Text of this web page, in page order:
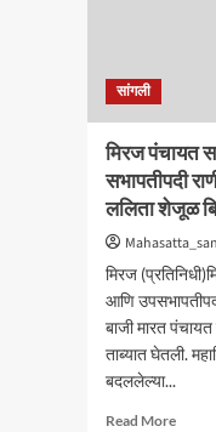
सांगली
मिरज पंचायत
सभापतीपदी
ललिता शेजूळ
मिरज
आणि
बाजी मारत
ताब्यात घेतली.
बदललेल्या...
Read MoreRead